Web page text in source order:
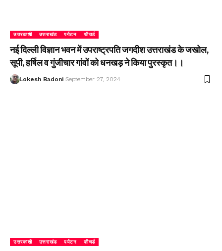
उत्तरकाशी उत्तराखंड पर्यटन फीचर्ड
नई दिल्ली विज्ञान भवन में उपराष्ट्रपति जगदीश उत्तराखंड के जखोल,
सूपी, हर्षिल व गुंजीचार गांवों को धनखड़ ने किया पुरस्कृत।।
Lokesh Badoni September 27, 2024
उत्तरकाशी उत्तराखंड पर्यटन फीचर्ड